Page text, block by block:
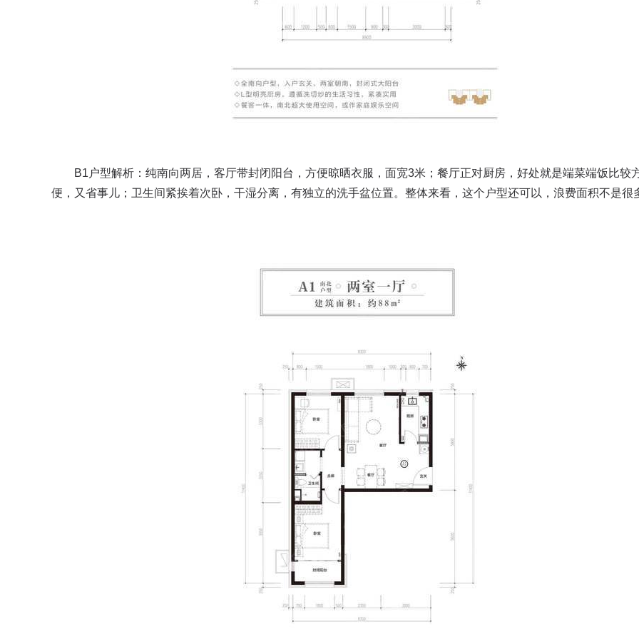
B1户型解析：纯南向两居，客厅带封闭阳台，方便晾晒衣服，面宽3米；餐厅正对厨房，好处就是端菜端饭比较
便，又省事儿；卫生间紧挨着次卧，干湿分离，有独立的洗手盆位置。整体来看，这个户型还可以，浪费面积不是很